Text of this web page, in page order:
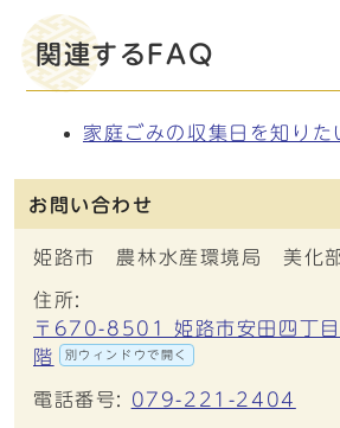
関連するFAQ
家庭ごみの収集日を知りた
お問い合わせ
姫路市 農林水産環境局 美化
住所:
〒670-8501 姫路市安田四丁
階
別ウィンドウで開く
電話番号: 079-221-2404